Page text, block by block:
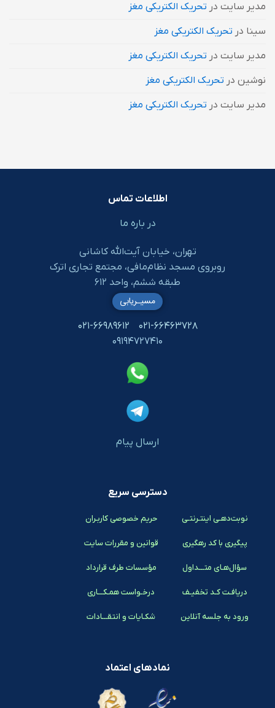
مدیر سایت در تحریک الکتریکی مغز
سینا در تحریک الکتریکی مغز
مدیر سایت در تحریک الکتریکی مغز
نوشین در تحریک الکتریکی مغز
مدیر سایت در تحریک الکتریکی مغز
اطلاعات تماس
در باره ما
تهران، خیابان آیت‌الله کاشانی
روبروی مسجد نظام‌مافی، مجتمع تجاری اترک
طبقه ششم، واحد ۶۱۲
۰۲۱-۶۶۴۶۳۷۲۸
۰۲۱-۶۶۹۸۹۶۱۲
۰۹۱۹۴۷۲۷۴۱۰
ارسال پیام
مسیـریابی
دسترسی سریع
نوبت‌دهـی اینتـرنتـی
پیگیری با کد رهگیری
سؤال‌هـای متـــداول
دریافـت کـد تخفیـف
ورود به جلسه آنلاین
حریم خصوصی کاربـران
قوانین و مقررات سایت
مؤسسات طرف قرارداد
درخـواست همـکـــاری
شکـایات و انتقـــادات
نمادهای اعتماد